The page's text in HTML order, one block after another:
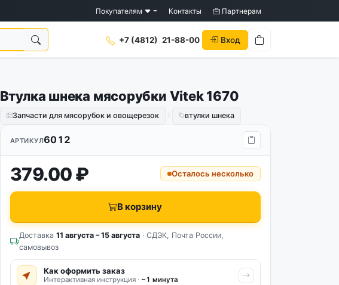
Покупателям Контакты Партнерам
+7 (4812) 21-88-00 Вход
Втулка шнека мясорубки Vitek 1670
Запчасти для мясорубок и овощерезок втулки шнека
АРТИКУЛ6012
379.00 ₽ Осталось несколько
В корзину
Доставка 11 августа – 15 августа· СДЭК, Почта России,
самовывоз
Как оформить заказ
Интерактивная инструкция · ~1 минута